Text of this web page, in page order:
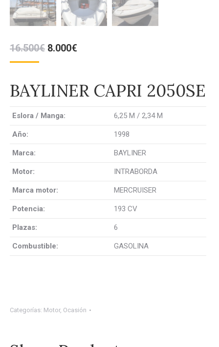
16.500€ El
era:
16.500€.
8.000€
es:
8.000€.
BAYLINER CAPRI 2050SE
Eslora / Manga: 6,25 M / 2,34 M
Año: 1998
Marca: BAYLINER
Motor: INTRABORDA
Marca motor: MERCRUISER
Potencia: 193 CV
Plazas: 6
Combustible: GASOLINA
Categorías: Motor, Ocasión